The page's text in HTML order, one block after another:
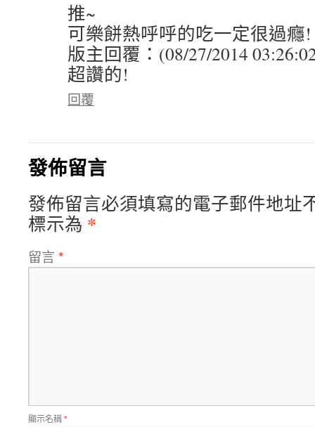
推~
可樂餅熱呼呼的吃一定很過癮!
版主回覆：(08/27/2014
超讚的!
回覆
發佈留言
發佈留言必須填寫的電子郵件地址
標示為 *
留言 *
顯示名稱*